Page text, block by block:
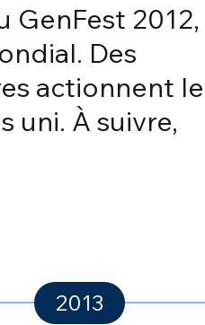
GenFest 2012,
Des
actionnent le
uni. À suivre,
2013